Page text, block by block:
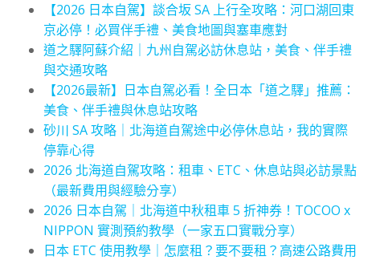
【2026 日本自駕】談合坂 SA 上行全攻略：河口湖回東
京必停！必買伴手禮、美食地圖與塞車應對
道之驛阿蘇介紹｜九州自駕必訪休息站，美食、伴手禮
與交通攻略
【2026最新】日本自駕必看！全日本「道之驛」推薦：
美食、伴手禮與休息站攻略
砂川 SA 攻略｜北海道自駕途中必停休息站，我的實際
停靠心得
2026 北海道自駕攻略：租車、ETC、休息站與必訪景點
（最新費用與經驗分享）
2026 日本自駕｜北海道中秋租車 5 折神券！TOCOO x
NIPPON 實測預約教學（一家五口實戰分享）
日本 ETC 使用教學｜怎麼租？要不要租？高速公路費用